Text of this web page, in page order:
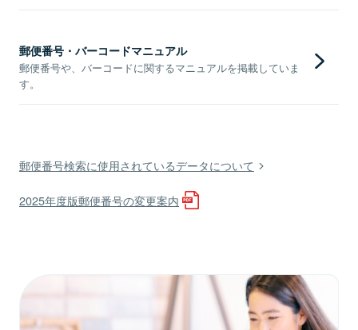
郵便番号・バーコードマニュアル
郵便番号や、バーコードに関するマニュアルを掲載していま
す。
郵便番号検索に使用されているデータについて
2025年度版郵便番号の変更案内